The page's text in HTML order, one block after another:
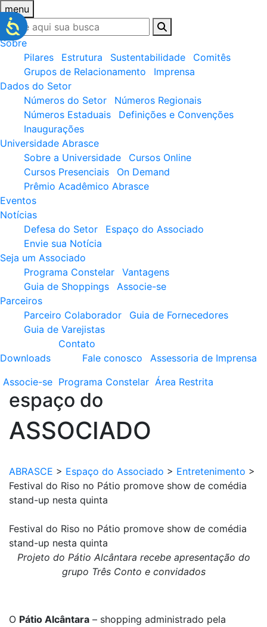
menu
Sobre
Pilares
Estrutura Sustentabilidade
Comitês
Grupos de Relacionamento
Imprensa
Dados do Setor
Números do Setor
Números Regionais
Números Estaduais
Definições e Convenções
Inaugurações
Universidade Abrasce
Sobre a Universidade
Cursos Online
Cursos Presenciais
On Demand
Prêmio Acadêmico Abrasce
Eventos
Notícias
Defesa do Setor
Espaço do Associado
Envie sua Notícia
Seja um Associado
Programa Constelar
Vantagens
Guia de Shoppings
Associe-se
Parceiros
Parceiro Colaborador
Guia de Fornecedores
Guia de Varejistas
Downloads
Contato
Fale conosco
Assessoria de Imprensa
Associe-se Programa Constelar Área Restrita
espaço do
ASSOCIADO
ABRASCE > Espaço do Associado > Entretenimento >
Festival do Riso no Pátio promove show de comédia
stand-up nesta quinta
Festival do Riso no Pátio promove show de comédia
stand-up nesta quinta
Projeto do Pátio Alcântara recebe apresentação do
grupo Três Conto e convidados
O Pátio Alcântara – shopping administrado pela